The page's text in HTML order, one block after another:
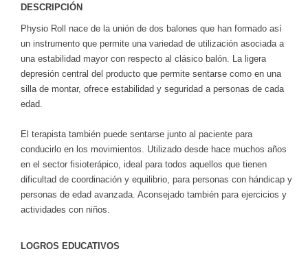
DESCRIPCIÓN
Physio Roll nace de la unión de dos balones que han formado así
un instrumento que permite una variedad de utilización asociada a
una estabilidad mayor con respecto al clásico balón. La ligera
depresión central del producto que permite sentarse como en una
silla de montar, ofrece estabilidad y seguridad a personas de cada
edad.
El terapista también puede sentarse junto al paciente para
conducirlo en los movimientos. Utilizado desde hace muchos años
en el sector fisioterápico, ideal para todos aquellos que tienen
dificultad de coordinación y equilibrio, para personas con hándicap y
personas de edad avanzada. Aconsejado también para ejercicios y
actividades con niños.
LOGROS EDUCATIVOS